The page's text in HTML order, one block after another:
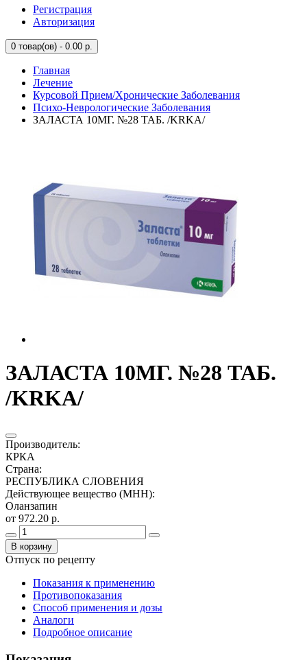
Регистрация
Авторизация
0 товар(ов) - 0.00 р.
Главная
Лечение
Курсовой Прием/Хронические Заболевания
Психо-Неврологические Заболевания
ЗАЛАСТА 10МГ. №28 ТАБ. /KRKA/
ЗАЛАСТА 10МГ. №28 ТАБ.
/KRKA/
Производитель:
КРКА
Страна:
РЕСПУБЛИКА СЛОВЕНИЯ
Действующее вещество (МНН):
Оланзапин
от 972.20 р.
В корзину
Отпуск по рецепту
Показания к применению
Противопоказания
Способ применения и дозы
Аналоги
Подробное описание